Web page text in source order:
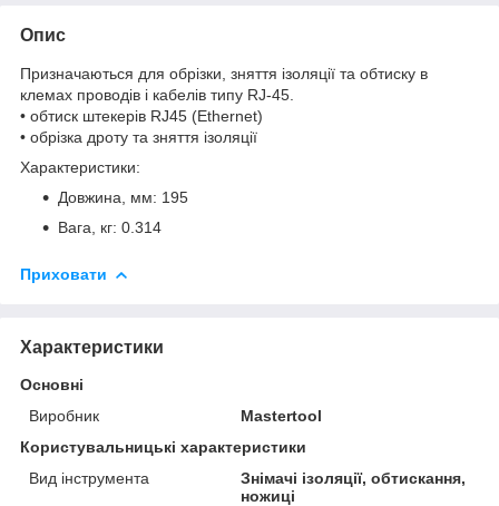
Опис
Призначаються для обрізки, зняття ізоляції та обтиску в
клемах проводів і кабелів типу RJ-45.
• обтиск штекерів RJ45 (Ethernet)
• обрізка дроту та зняття ізоляції
Характеристики:
Довжина, мм: 195
Вага, кг: 0.314
Приховати
Характеристики
Основні
Виробник
Mastertool
Користувальницькі характеристики
Вид інструмента
Знімачі ізоляції, обтискання,
ножиці